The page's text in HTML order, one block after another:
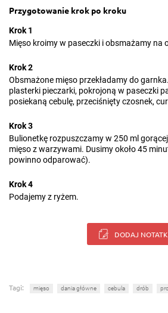
Przygotowanie krok po kroku
Krok 1
Mięso kroimy w paseczki i obsmażamy na
Krok 2
Obsmażone mięso przekładamy do
plasterki pieczarki, pokrojoną w paseczki
posiekaną cebulę, przeciśnięty czosnek,
Krok 3
Bulionetkę rozpuszczamy w 250 ml
mięso z warzywami. Dusimy około 45
powinno odparować).
Krok 4
Podajemy z ryżem.
DODAJ
Tagi: mięso dania główne cebula drób